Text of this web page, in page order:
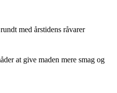
med årstidens råvarer
at give maden mere smag og